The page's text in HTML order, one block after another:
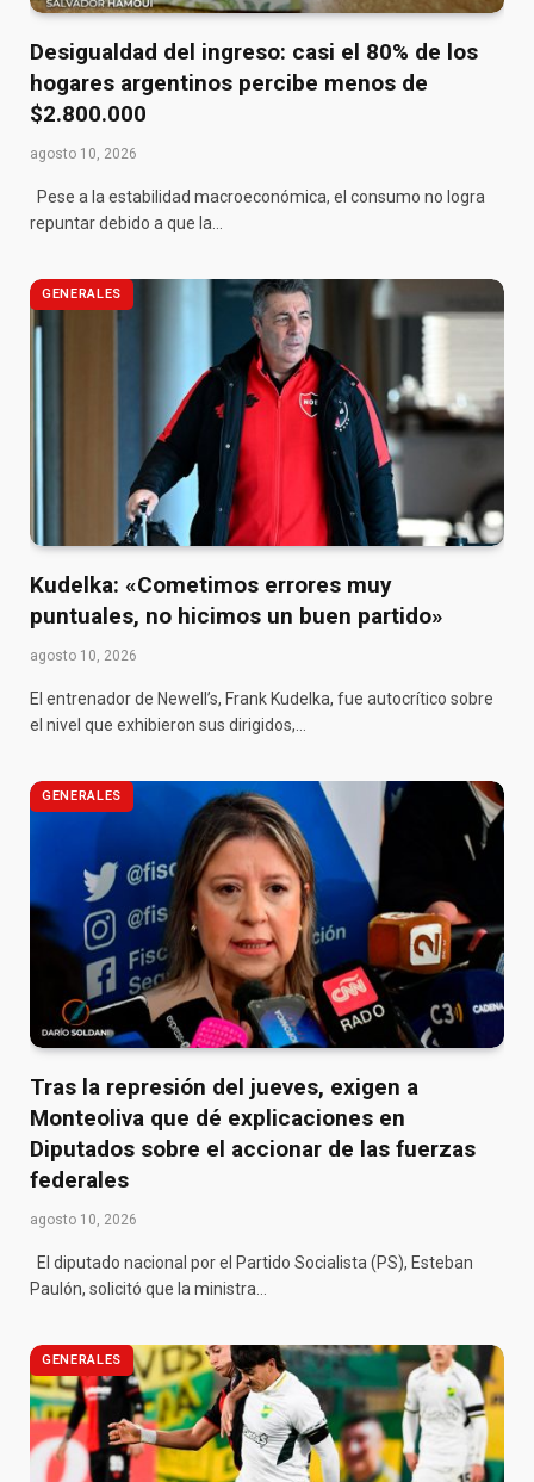
Desigualdad del ingreso: casi el 80% de los
hogares argentinos percibe menos de
$2.800.000
agosto 10, 2026
Pese a la estabilidad macroeconómica, el consumo no logra
repuntar debido a que la…
GENERALES
Kudelka: «Cometimos errores muy
puntuales, no hicimos un buen partido»
agosto 10, 2026
El entrenador de Newell’s, Frank Kudelka, fue autocrítico sobre
el nivel que exhibieron sus dirigidos,…
GENERALES
Tras la represión del jueves, exigen a
Monteoliva que dé explicaciones en
Diputados sobre el accionar de las fuerzas
federales
agosto 10, 2026
El diputado nacional por el Partido Socialista (PS), Esteban
Paulón, solicitó que la ministra…
GENERALES